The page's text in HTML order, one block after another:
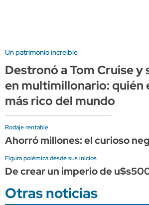
Un patrimonio increíble
Destronó a Tom Cruise y
en multimillonario: quién
más rico del mundo
Rodaje rentable
Ahorró millones: el curioso
Figura polémica desde sus inicios
De crear un imperio de
Otras noticias